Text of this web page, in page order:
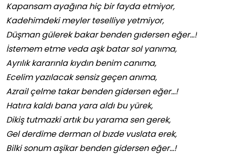
Kapansam ayağına hiç bir fayda etmiyor,
Kadehimdeki meyler teselliye yetmiyor,
Düşman gülerek bakar benden gıdersen eğer…!
İstemem etme veda aşk batar sol yanıma,
Ayrılık kararınla kıydın benim canıma,
Ecelim yazılacak sensiz geçen anıma,
Azrail çelme takar benden gidersen eğer…!
Hatıra kaldı bana yara aldı bu yürek,
Dikiş tutmazki artık bu yarama sen gerek,
Gel derdime derman ol bızde vuslata erek,
Bilki sonum aşikar benden gidersen eğer…!